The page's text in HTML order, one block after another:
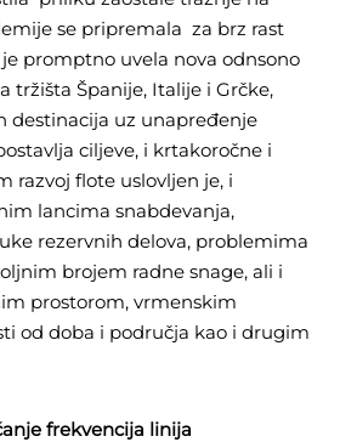
se pripremala za brz rast
promptno uvela nova odnsono
tržišta Španije, Italije i Grčke,
destinacija uz unapređenje
ciljeve, i krtakoročne i
razvoj flote uslovljen je, i
lancima snabdevanja,
rezervnih delova, problemima
brojem radne snage, ali i
prostorom, vrmenskim
od doba i područja kao i drugim
frekvencija linija